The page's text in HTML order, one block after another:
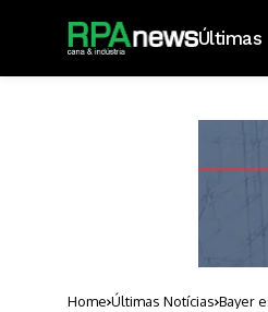
Home Últimas Notícias Bayer